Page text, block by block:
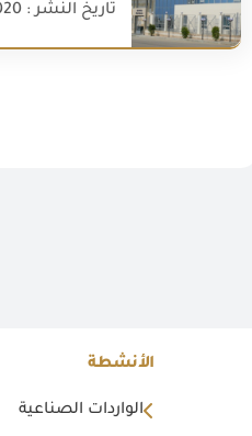
تاريخ النشر : 2020-03-03
الأنشطة
الواردات الصناعية